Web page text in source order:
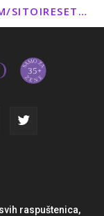
@HTTPS://WWW.INSTAGRAM.COM/SITOIRESETO/
raspuštenica,